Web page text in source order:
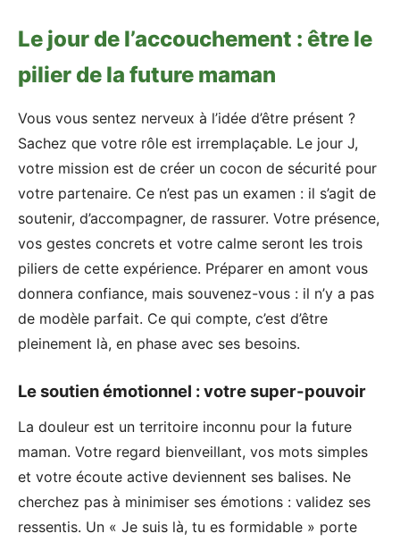
Le jour de l’accouchement : être le
pilier de la future maman
Vous vous sentez nerveux à l’idée d’être présent ?
Sachez que votre rôle est irremplaçable. Le jour J,
votre mission est de créer un cocon de sécurité pour
votre partenaire. Ce n’est pas un examen : il s’agit de
soutenir, d’accompagner, de rassurer. Votre présence,
vos gestes concrets et votre calme seront les trois
piliers de cette expérience. Préparer en amont vous
donnera confiance, mais souvenez-vous : il n’y a pas
de modèle parfait. Ce qui compte, c’est d’être
pleinement là, en phase avec ses besoins.
Le soutien émotionnel : votre super-pouvoir
La douleur est un territoire inconnu pour la future
maman. Votre regard bienveillant, vos mots simples
et votre écoute active deviennent ses balises. Ne
cherchez pas à minimiser ses émotions : validez ses
ressentis. Un « Je suis là, tu es formidable » porte